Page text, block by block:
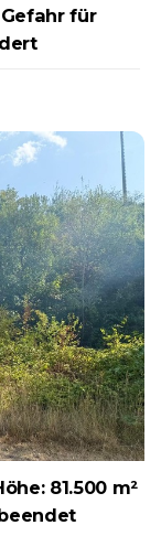
für
81.500 m²